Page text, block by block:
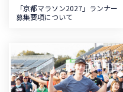
「京都マラソン2027」ランナー
募集要項について